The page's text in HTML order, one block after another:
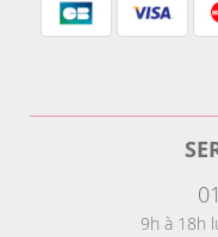
9h à 18h